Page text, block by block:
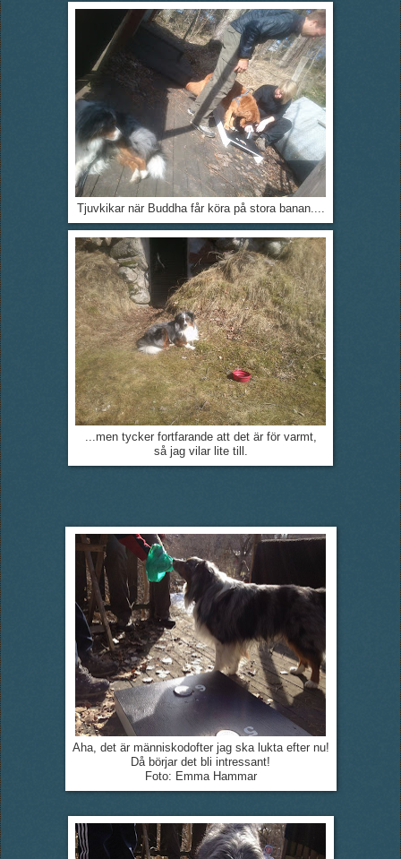
Tjuvkikar när Buddha får köra på stora banan....
...men tycker fortfarande att det är för varmt,
så jag vilar lite till.
Aha, det är människodofter jag ska lukta efter nu!
Då börjar det bli intressant!
Foto: Emma Hammar